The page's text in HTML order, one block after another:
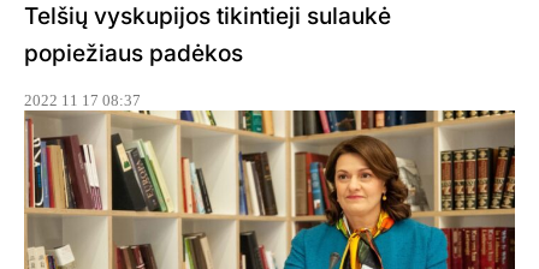
Telšių vyskupijos tikintieji sulaukė
popiežiaus padėkos
2022 11 17 08:37